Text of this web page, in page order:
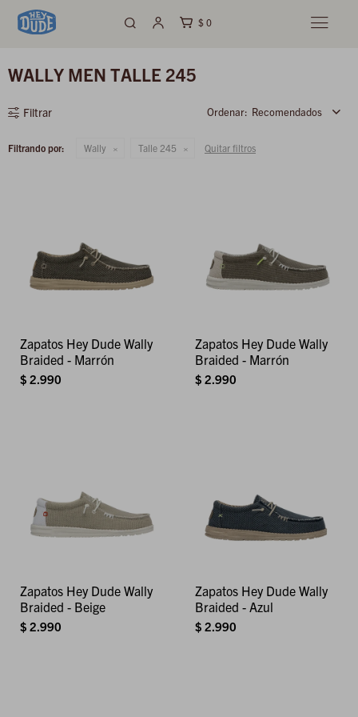
$ 0 
WALLY MEN TALLE 245
Recomendados
Filtrando por: Wally Talle 245 Quitar filtros
Zapatos Hey Dude Wally
Braided - Marrón
$ 2.990
Zapatos Hey Dude Wally
Braided - Marrón
$ 2.990
Zapatos Hey Dude Wally
Braided - Beige
$ 2.990
Zapatos Hey Dude Wally
Braided - Azul
$ 2.990